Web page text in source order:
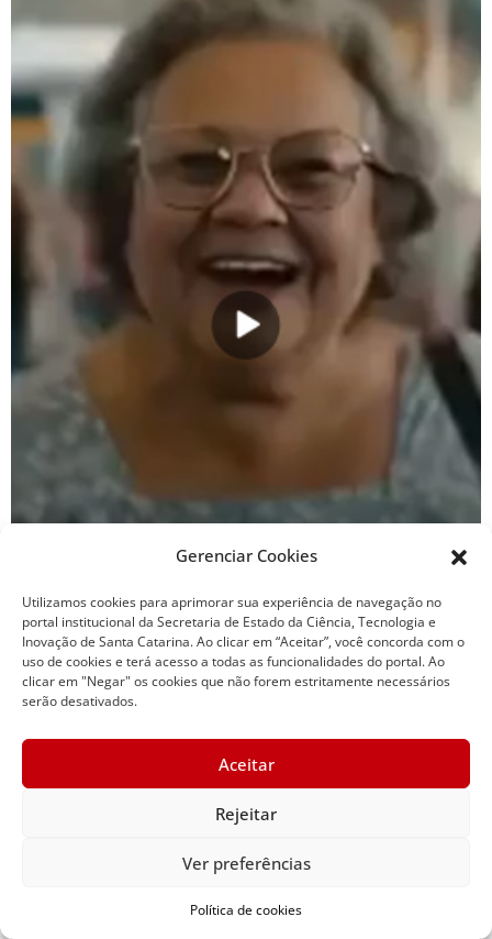
Gerenciar Cookies
Utilizamos cookies para aprimorar sua experiência de navegação no
portal institucional da Secretaria de Estado da Ciência, Tecnologia e
Inovação de Santa Catarina. Ao clicar em “Aceitar”, você concorda com o
uso de cookies e terá acesso a todas as funcionalidades do portal. Ao
clicar em "Negar" os cookies que não forem estritamente necessários
serão desativados.
Aceitar
Rejeitar
Ver preferências
Política de cookies